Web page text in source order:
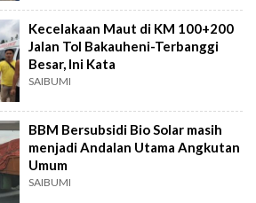
Kecelakaan Maut di KM 100+200
Jalan Tol Bakauheni-Terbanggi
Besar, Ini Kata
SAIBUMI
BBM Bersubsidi Bio Solar masih
menjadi Andalan Utama Angkutan
Umum
SAIBUMI